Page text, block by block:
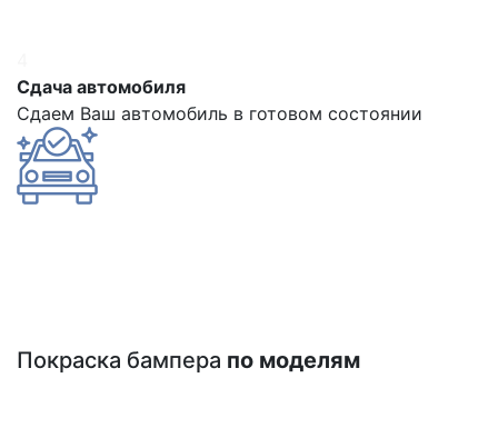
Сдача автомобиля
Сдаем Ваш автомобиль в готовом состоянии
Покраска бампера по моделям